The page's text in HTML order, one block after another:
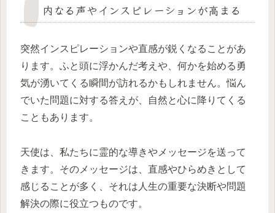
内なる声やインスピレーションが高まる
突然インスピレーションや直感が鋭くなることがあ
ります。ふと頭に浮かんだ考えや、何かを始める勇
気が湧いてくる瞬間が訪れるかもしれません。悩ん
でいた問題に対する答えが、自然と心に降りてくる
こともあります。
天使は、私たちに霊的な導きやメッセージを送って
きます。そのメッセージは、直感やひらめきとして
感じることが多く、それは人生の重要な決断や問題
解決の際に役立つものです。